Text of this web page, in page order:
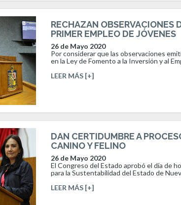
RECHAZAN OBSERVACIONES
PRIMER EMPLEO DE JÓVENES
26 de Mayo 2020
Por considerar que las observaciones
en la Ley de Fomento a la Inversión y al
LEER MÁS [+]
DAN CERTIDUMBRE A
CANINO Y FELINO
26 de Mayo 2020
El Congreso del Estado aprobó el día de
para la Sustentabilidad del Estado de
LEER MÁS [+]